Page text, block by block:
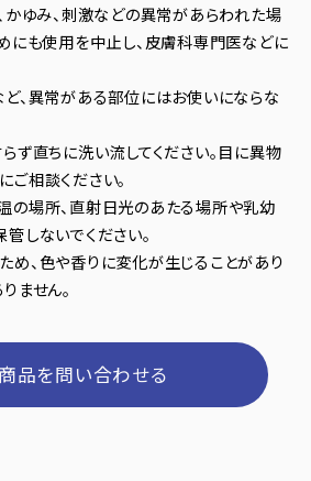
かゆみ、刺激などの異常があらわれた場
にも使用を中止し、皮膚科専門医などに
、異常がある部位にはお使いにならな
ず直ちに洗い流してください。目に異物
相談ください。
の場所、直射日光のあたる場所や乳幼
しないでください。
、色や香りに変化が生じることがあり
ません。
品を問い合わせる